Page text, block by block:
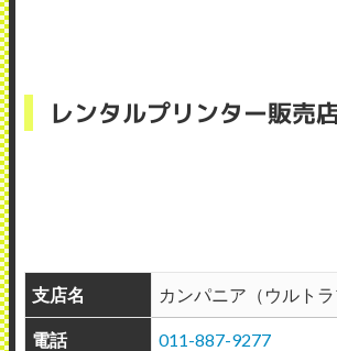
レンタルプリンター販売
支店名 カンパニア（ウルトラ
電話 011-887-9277